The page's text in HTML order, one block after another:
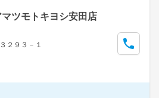
マツモトキヨシ安田店
２９３－１